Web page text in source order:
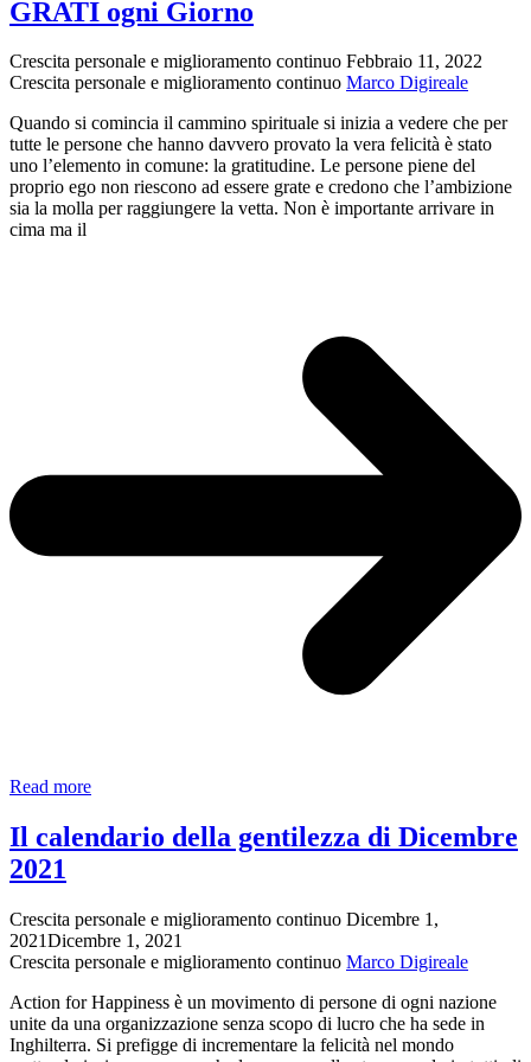
GRATI ogni Giorno
Crescita personale e miglioramento continuo Febbraio 11, 2022
Crescita personale e miglioramento continuo Marco Digireale
Quando si comincia il cammino spirituale si inizia a vedere che per
tutte le persone che hanno davvero provato la vera felicità è stato
uno l’elemento in comune: la gratitudine. Le persone piene del
proprio ego non riescono ad essere grate e credono che l’ambizione
sia la molla per raggiungere la vetta. Non è importante arrivare in
cima ma il
Read moreGRATITUDINE:
Modi
per
ogni
Giorno
Il calendario della gentilezza di Dicembre
2021
Crescita personale e miglioramento continuo Dicembre 1,
2021Dicembre 1, 2021
Crescita personale e miglioramento continuo Marco Digireale
Action for Happiness è un movimento di persone di ogni nazione
unite da una organizzazione senza scopo di lucro che ha sede in
Inghilterra. Si prefigge di incrementare la felicità nel mondo